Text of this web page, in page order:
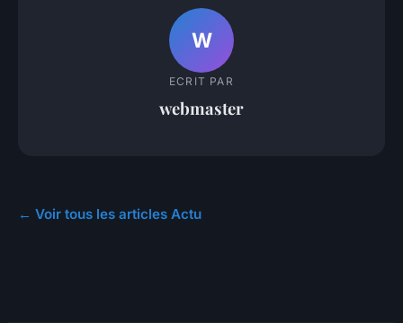
W
ECRIT PAR
webmaster
← Voir tous les articles Actu